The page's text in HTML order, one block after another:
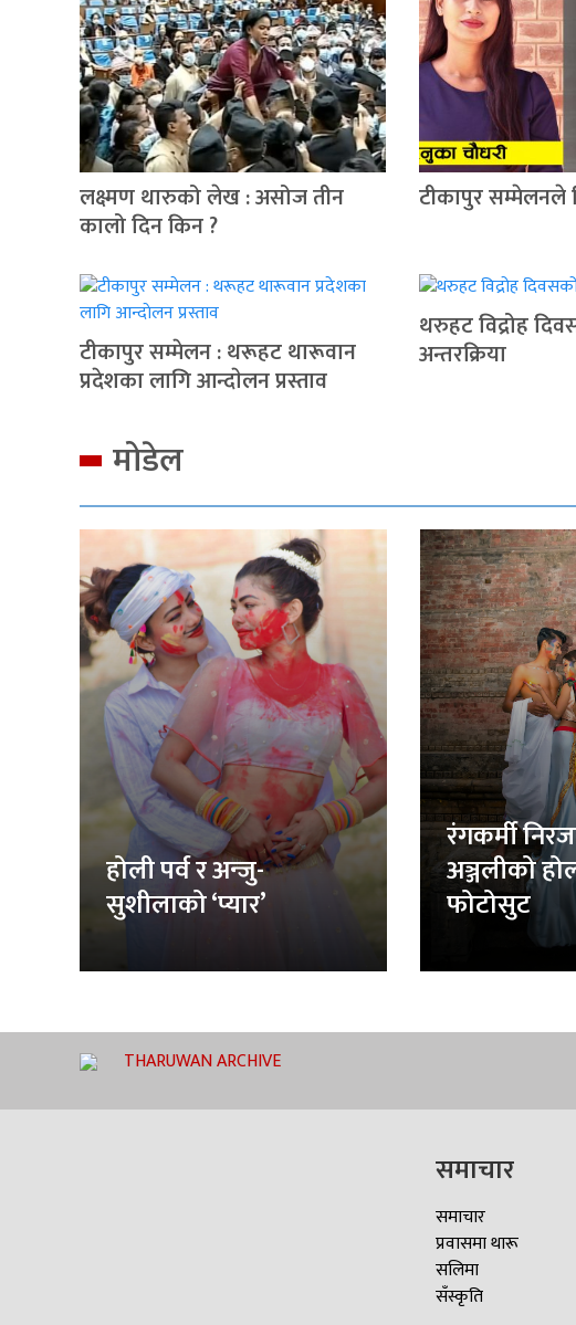
लक्ष्मण थारुको लेख : असोज तीन
कालो दिन किन ?
टीकापुर सम्मेलनले
टीकापुर सम्मेलन : थरूहट थारूवान
प्रदेशका लागि आन्दाेलन प्रस्ताव
थरुहट विद्रोह
अन्तरक्रिया
मोडेल
होली पर्व र अन्जु-
सुशीलाको ‘प्यार’
रंगकर्मी
अञ्जलीको
फोटोसुट
THARUWAN ARCHIVE
समाचार
समाचार
प्रवासमा थारू
सलिमा
सँस्कृति